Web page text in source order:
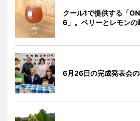
クール1で提供する「
6」。ベリーとレモン
6月26日の完成発表会